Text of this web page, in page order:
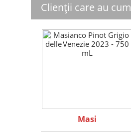
Clienții care au
Masi